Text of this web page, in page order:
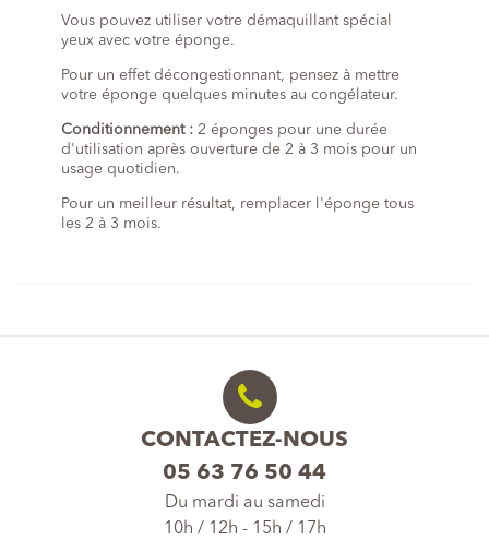
Vous pouvez utiliser votre démaquillant spécial
yeux avec votre éponge.
Pour un effet décongestionnant, pensez à mettre
votre éponge quelques minutes au congélateur.
Conditionnement : 2 éponges pour une durée
d'utilisation après ouverture de 2 à 3 mois pour un
usage quotidien.
Pour un meilleur résultat, remplacer l'éponge tous
les 2 à 3 mois.
CONTACTEZ-NOUS
05 63 76 50 44
Du mardi au samedi
10h / 12h - 15h / 17h